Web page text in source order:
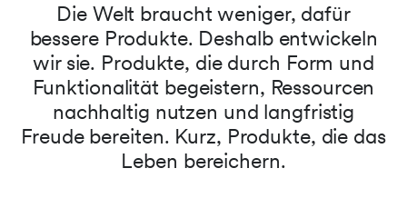
Die Welt braucht weniger, dafür
bessere Produkte. Deshalb entwickeln
wir sie. Produkte, die durch Form und
Funktionalität begeistern, Ressourcen
nachhaltig nutzen und langfristig
Freude bereiten. Kurz, Produkte, die das
Leben bereichern.